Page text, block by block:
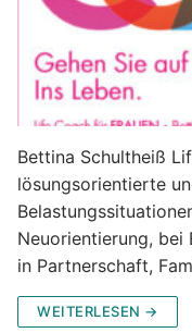
Bettina Schultheiß
lösungsorientierte
Neuorientierung, bei
in Partnerschaft,
WEITERLESEN →